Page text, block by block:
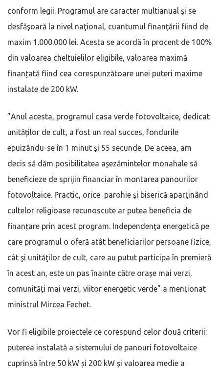
conform legii. Programul are caracter multianual şi se
desfăşoară la nivel naţional, cuantumul finanțării fiind de
maxim 1.000.000 lei. Acesta se acordă în procent de 100%
din valoarea cheltuielilor eligibile, valoarea maximă
finanțată fiind cea corespunzătoare unei puteri maxime
instalate de 200 kW.
”Anul acesta, programul casa verde fotovoltaice, dedicat
unităților de cult, a fost un real succes, fondurile
epuizându-se în 1 minut și 55 secunde. De aceea, am
decis să dăm posibilitatea așezămintelor monahale să
beneficieze de sprijin financiar în montarea panourilor
fotovoltaice. Practic, orice parohie şi biserică aparţinând
cultelor religioase recunoscute ar putea beneficia de
finanțare prin acest program. Independenţa energetică pe
care programul o oferă atât beneficiarilor persoane fizice,
cât şi unităţilor de cult, care au putut participa în premieră
în acest an, este un pas înainte către oraşe mai verzi,
comunităţi mai verzi, viitor energetic verde” a menționat
ministrul Mircea Fechet.
Vor fi eligibile proiectele ce corespund celor două criterii:
puterea instalată a sistemului de panouri fotovoltaice
cuprinsă între 50 kW și 200 kW și valoarea medie a